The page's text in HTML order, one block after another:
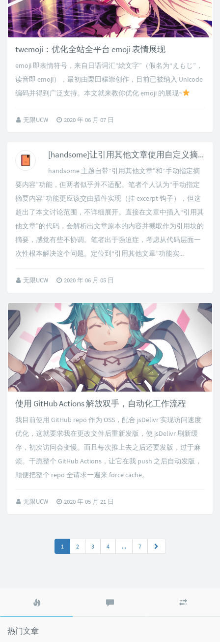
twemoji：优化全站全平台 emoji 表情展现
emoji 即表情符号，来自日语词汇“絵文字”（假名为“えもじ”，
读音即 emoji），最初由栗田穰崇创作，目前已被纳入 Unicode
编码并得到广泛支持。本文就来教你优化 emoji 的展现~
无限UCW 2020 年 06 月 07 日
[handsome]让引用其他文章使用自定义摘要
handsome 主题自带“引用其他文章”和“手动指定摘
要内容”功能，但两者似乎并不适配。笔者个人认为“手动指定
摘要内容”功能更应该交由插件实现（挂 excerpt 钩子），但这
超出了本文讨论范围，不详细展开。直接在文章中插入“引用其
他文章”的代码，会解析出文章原本的内容并截取作为引用块的
摘要，感觉有些不协调。笔者出于强迫症，考虑从代码层面一
次性根本解决这个问题。定位到“引用其他文章”功能实...
无限UCW 2020 年 06 月 05 日
使用 GitHub Actions 解放双手，自动化工作流程
我目前使用 GitHub repo 作为 OSS，配合 jsDelivr 实现访问速度
优化，这就要求我在更改文件后重新发版，使 jsDelivr 刷新缓
存，初次访问会变慢。而且每次推上去之后还要发版，过于麻
烦。干脆整个 GitHub Actions，让它在我 push 之后自动发版，
顺便把整个 repo 全请求一遍来 force cache。
无限UCW 2020 年 05 月 21 日
1 2 3 4 ... 7
文
评
文
热门文章